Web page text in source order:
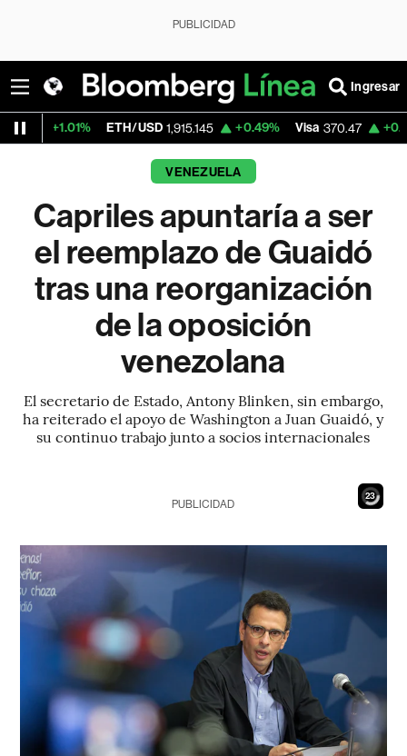
PUBLICIDAD
Ingresar
ETH/USD 1,915.145 +0.49% Visa 370.47 +0.52%
VENEZUELA
Capriles apuntaría a ser
el reemplazo de Guaidó
tras una reorganización
de la oposición
venezolana
El secretario de Estado, Antony Blinken, sin embargo,
ha reiterado el apoyo de Washington a Juan Guaidó, y
su continuo trabajo junto a socios internacionales
21
PUBLICIDAD